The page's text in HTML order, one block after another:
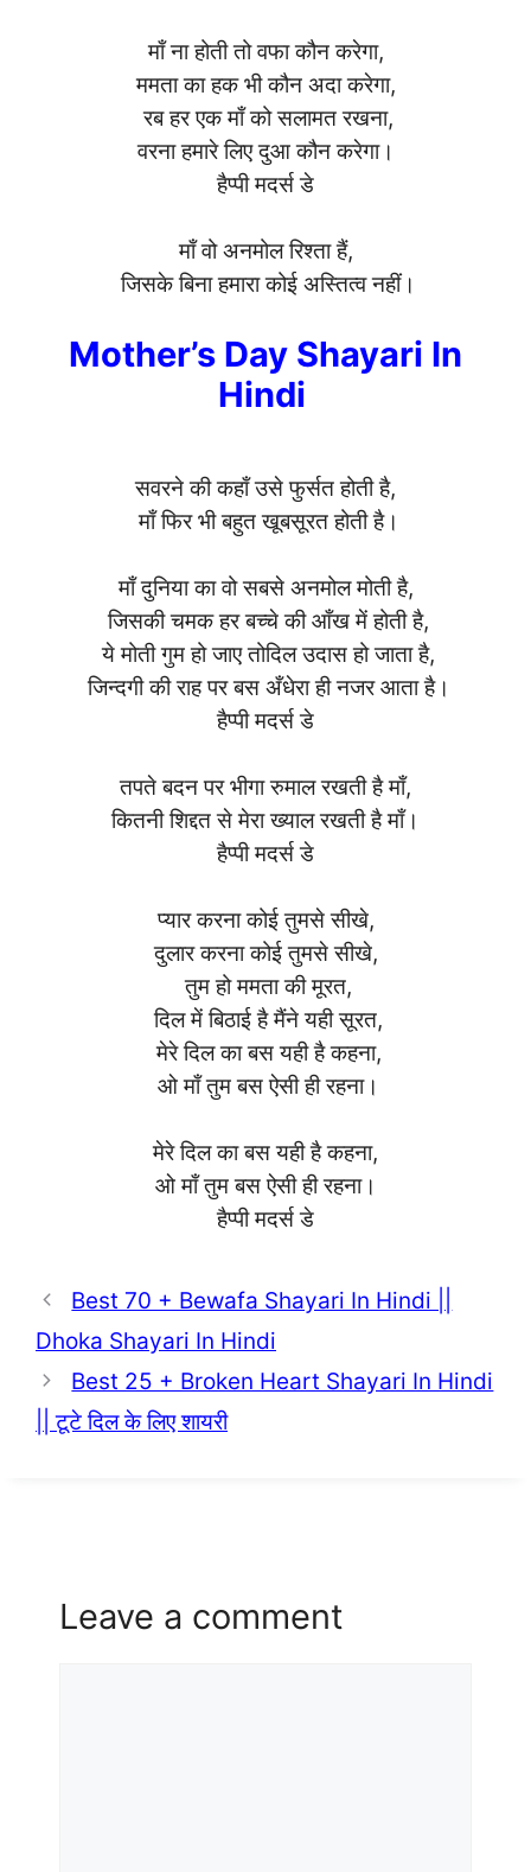
माँ ना होती तो वफा कौन करेगा,
ममता का हक भी कौन अदा करेगा,
रब हर एक माँ को सलामत रखना,
वरना हमारे लिए दुआ कौन करेगा।
हैप्पी मदर्स डे
माँ वो अनमोल रिश्ता हैं,
जिसके बिना हमारा कोई अस्तित्व नहीं।
Mother’s Day Shayari In
Hindi
सवरने की कहाँ उसे फुर्सत होती है,
माँ फिर भी बहुत खूबसूरत होती है।
माँ दुनिया का वो सबसे अनमोल मोती है,
जिसकी चमक हर बच्चे की आँख में होती है,
ये मोती गुम हो जाए तोदिल उदास हो जाता है,
जिन्दगी की राह पर बस अँधेरा ही नजर आता है।
हैप्पी मदर्स डे
तपते बदन पर भीगा रुमाल रखती है माँ,
कितनी शिद्दत से मेरा ख्याल रखती है माँ।
हैप्पी मदर्स डे
प्यार करना कोई तुमसे सीखे,
दुलार करना कोई तुमसे सीखे,
तुम हो ममता की मूरत,
दिल में बिठाई है मैंने यही सूरत,
मेरे दिल का बस यही है कहना,
ओ माँ तुम बस ऐसी ही रहना।
मेरे दिल का बस यही है कहना,
ओ माँ तुम बस ऐसी ही रहना।
हैप्पी मदर्स डे
Best 70 + Bewafa Shayari In Hindi ||
Dhoka Shayari In Hindi
Best 25 + Broken Heart Shayari In Hindi
|| टूटे दिल के लिए शायरी
Leave a comment